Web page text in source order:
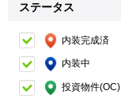
ステータス
内装完成済
内装中
投資物件(OC)